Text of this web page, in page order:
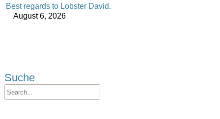
Best regards to Lobster David.
August 6, 2026
Suche